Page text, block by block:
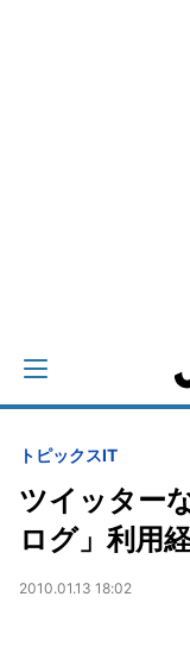
トピックスIT
ツイッター
ログ」利用
2010.01.13 18:02